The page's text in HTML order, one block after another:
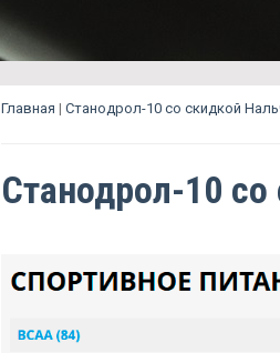
Главная | Станодрол-10 со скидкой
Станодрол-10